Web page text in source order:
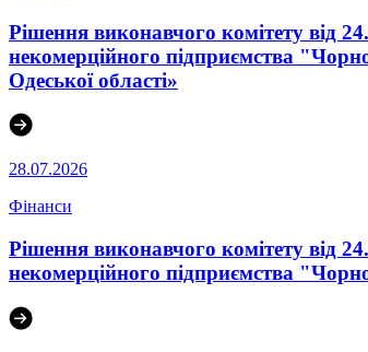
Рішення виконавчого комітету від
некомерційного підприємства
Одеської області»
28.07.2026
Фінанси
Рішення виконавчого комітету від
некомерційного підприємства